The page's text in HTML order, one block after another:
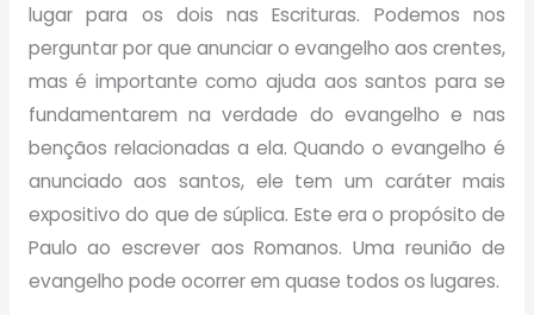
lugar para os dois nas Escrituras. Podemos nos
perguntar por que anunciar o evangelho aos crentes,
mas é importante como ajuda aos santos para se
fundamentarem na verdade do evangelho e nas
bençãos relacionadas a ela. Quando o evangelho é
anunciado aos santos, ele tem um caráter mais
expositivo do que de súplica. Este era o propósito de
Paulo ao escrever aos Romanos. Uma reunião de
evangelho pode ocorrer em quase todos os lugares.